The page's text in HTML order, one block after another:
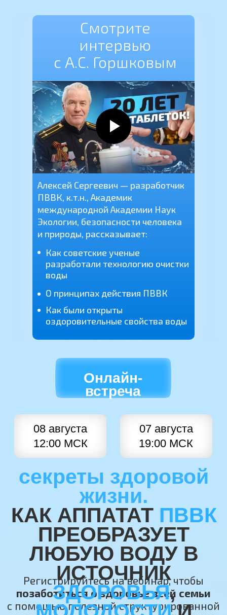
Как советские ученые
разработали технологию очистки
воды
Смотрите
интервью
с А.С. Горшковым
Алексей Сергеевич — разработчик
ПВВК, к.т.н., Академик
международной Академии Наук
Экологии, безопасности человека
и природы, рассказывает:
О принципах действия ПВВК
Как были открыты
оздоровительные свойства воды